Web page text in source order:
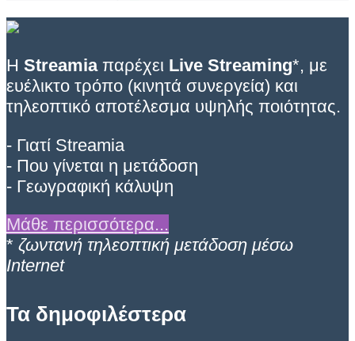
Η Streamiaπαρέχει Live Streaming*, με
ευέλικτο τρόπο (κινητά συνεργεία) και
τηλεοπτικό αποτέλεσμα υψηλής ποιότητας.
- Γιατί Streamia
- Που γίνεται η μετάδοση
- Γεωγραφική κάλυψη
Μάθε περισσότερα...
* ζωντανή τηλεοπτική μετάδοση μέσω
Internet
Τα δημοφιλέστερα